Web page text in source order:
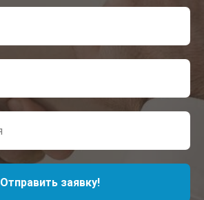
Отправить заявку!